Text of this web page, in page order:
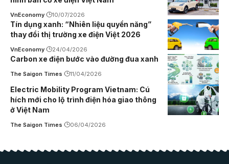
VnEconomy 10/07/2026
Tín dụng xanh: “Nhiên liệu quyền năng”
thay đổi thị trường xe điện Việt 2026
VnEconomy 24/04/2026
Carbon xe điện bước vào đường đua xanh
The Saigon Times 11/04/2026
Electric Mobility Program Vietnam: Cú
hích mới cho lộ trình điện hóa giao thông
ở Việt Nam
The Saigon Times 06/04/2026